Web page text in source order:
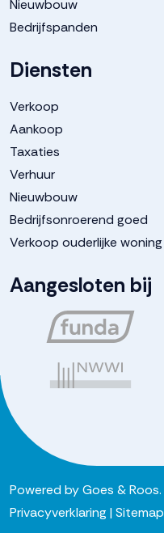
Nieuwbouw
Bedrijfspanden
Diensten
Verkoop
Aankoop
Taxaties
Verhuur
Nieuwbouw
Bedrijfsonroerend goed
Verkoop ouderlijke woning
Aangesloten bij
Powered byGoes & Roos.
Privacyverklaring |Sitemap